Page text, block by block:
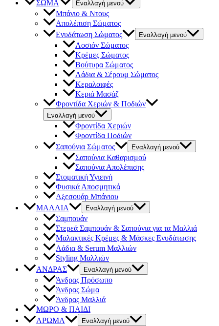
ΣΩΜΑ Εναλλαγή μενού
Μπάνιο & Ντους
Απολέπιση Σώματος
Ενυδάτωση Σώματος
Εναλλαγή μενού
Λοσιόν Σώματος
Κρέμες Σώματος
Βούτυρα Σώματος
Λάδια & Σέρουμ Σώματος
Κεραλοιφές
Κεριά Μασάζ
Φροντίδα Χεριών & Ποδιών
Εναλλαγή μενού
Φροντίδα Χεριών
Φροντίδα Ποδιών
Σαπούνια Σώματος
Εναλλαγή μενού
Σαπούνια Καθαρισμού
Σαπούνια Απολέπισης
Στοματική Υγιεινή
Φυσικά Αποσμητικά
Αξεσουάρ Μπάνιου
ΜΑΛΛΙΑ
Εναλλαγή μενού
Σαμπουάν
Στερεά Σαμπουάν & Σαπούνια για τα Μαλλιά
Μαλακτικές Κρέμες & Μάσκες Ενυδάτωσης
Λάδια & Serum Μαλλιών
Styling Μαλλιών
ΑΝΔΡΑΣ
Εναλλαγή μενού
Άνδρας Πρόσωπο
Άνδρας Σώμα
Άνδρας Μαλλιά
ΜΩΡΟ & ΠΑΙΔΙ
ΑΡΩΜΑ
Εναλλαγή μενού